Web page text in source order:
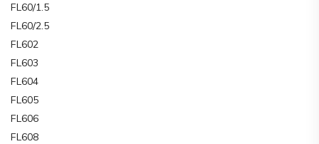
FL60/1.5
FL60/2.5
FL602
FL603
FL604
FL605
FL606
FL608